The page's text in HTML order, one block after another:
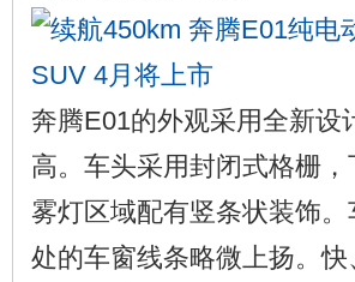
奔腾E01的外观采用全新设
高。车头采用封闭式格栅
雾灯区域配有竖条状装饰
处的车窗线条略微上扬。